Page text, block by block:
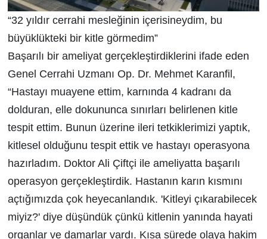
“32 yıldır cerrahi mesleğinin içerisineydim, bu
büyüklükteki bir kitle görmedim”
Başarılı bir ameliyat gerçekleştirdiklerini ifade eden
Genel Cerrahi Uzmanı Op. Dr. Mehmet Karanfil,
“Hastayı muayene ettim, karnında 4 kadranı da
dolduran, elle dokununca sınırları belirlenen kitle
tespit ettim. Bunun üzerine ileri tetkiklerimizi yaptık,
kitlesel olduğunu tespit ettik ve hastayı operasyona
hazırladım. Doktor Ali Çiftçi ile ameliyatta başarılı
operasyon gerçekleştirdik. Hastanın karın kısmını
açtığımızda çok heyecanlandık. 'Kitleyi çıkarabilecek
miyiz?' diye düşündük çünkü kitlenin yanında hayati
organlar ve damarlar vardı. Kısa sürede olaya hakim